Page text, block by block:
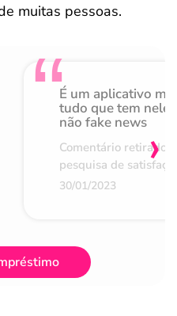
muitas pessoas.
É um aplicativo
tudo que tem nele
não fake news
Comentário retirado
pesquisa de
30/01/2023
›